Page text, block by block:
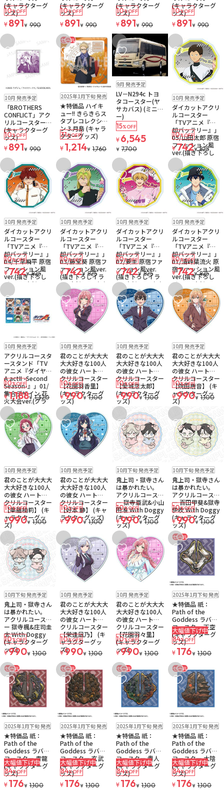
(キャラクターグ
ッズ)
10%OFF
¥ 891¥ 990
(キャラクターグ
ッズ)
10%OFF
¥ 891¥ 990
(キャラクターグ
ッズ)
10%OFF
¥ 891¥ 990
(キャラクターグ
ッズ)
10%OFF
¥ 891¥ 990
お気に入りに追加
予約品ゆうパケット
10月 発売予定
「BROTHERS
CONFLICT」アク
リルコースターA
(キャラクターグ
ッズ)
10%OFF
¥ 891¥ 990
セール
お気に入りに追加
販売中残り1個
ゆうパケット
2025年1月下旬 発売
★特価品 ハイキ
ュー!! きらきらス
タプレコレクショ
ン 3.月島 (キャラ
クターグッズ)
31%OFF
¥ 1,214¥ 1,760
お気に入りに追加
予約品残り1個
9月 発売予定
LV－N294c トヨ
タコースター(ヤ
サカバス) (ミニカ
ー)
15%OFF
¥ 6,545
¥ 7,700
お気に入りに
予約品ゆうパケット
10月 発売予定
ダイカットアクリ
ルコースター
「TVアニメ『忘
却バッテリー』」
05/山田太郎 原宿
ファッション風
ver.(描き下ろし
イラスト) (キャラ
クターグッズ)
10%OFF
¥742¥825
お気に入りに追加
予約品ゆうパケット
10月 発売予定
ダイカットアクリ
ルコースター
「TVアニメ『忘
却バッテリー』」
04/千早瞬平 原宿
ファッション風
ver.(描き下ろし
イラスト) (キャラ
クターグッズ)
10%OFF
¥742¥825
お気に入りに追加
予約品ゆうパケット
10月 発売予定
ダイカットアクリ
ルコースター
「TVアニメ『忘
却バッテリー』」
03/藤堂葵 原宿フ
ァッション風ver.
(描き下ろしイラ
スト) (キャラクタ
ーグッズ)
10%OFF
¥742¥825
お気に入りに追加
予約品ゆうパケット
10月 発売予定
ダイカットアクリ
ルコースター
「TVアニメ『忘
却バッテリー』」
02/要圭 原宿ファ
ッション風ver.
(描き下ろしイラ
スト) (キャラクタ
ーグッズ)
10%OFF
¥742¥825
お気に入りに
予約品ゆうパケット
10月 発売予定
ダイカットアクリ
ルコースター
「TVアニメ『忘
却バッテリー』」
01/清峰葉流火 原
宿ファッション風
ver.(描き下ろし
イラスト) (キャラ
クターグッズ)
10%OFF
¥742¥825
お気に入りに追加
予約品ゆうパケット
10月 発売予定
アクリルコースタ
ースタンド「TV
アニメ『ダイヤの
A actII -Second
Season-』」01/
集合デザイン 花
火大会ver.(グラ
フアートイラス
ト) (キャラクター
グッズ)
10%OFF
¥1,188¥1,320
お気に入りに追加
予約品ゆうパケット
10月 発売予定
君のことが大大大
大大好きな100人
の彼女 ハートア
クリルコースター
【花園羽香里】
(キャラクターグ
ッズ)
10%OFF
¥990¥1,100
お気に入りに追加
予約品ゆうパケット
10月 発売予定
君のことが大大大
大大好きな100人
の彼女 ハートア
クリルコースター
【愛城恋太郎】
(キャラクターグ
ッズ)
10%OFF
¥990¥1,100
お気に入りに
予約品ゆうパケット
10月 発売予定
君のことが大大大
大大好きな100人
の彼女 ハートア
クリルコースター
【院田唐音】 (キ
ャラクターグッ
ズ)
10%OFF
¥990¥ 1,100
お気に入りに追加
予約品ゆうパケット
10月 発売予定
君のことが大大大
大大好きな100人
の彼女 ハートア
クリルコースター
【薬膳楠莉】 (キ
ャラクターグッ
ズ)
10%OFF
¥990¥ 1,100
お気に入りに追加
予約品ゆうパケット
10月 発売予定
君のことが大大大
大大好きな100人
の彼女 ハートア
クリルコースター
【好本 静】 (キャ
ラクターグッズ)
10%OFF
¥990¥ 1,100
お気に入りに追加
予約品ゆうパケット
10月下旬 発売予定
鬼上司・獄寺さん
は暴かれたい。
アクリルコースタ
ー 獄寺亜武&小山
田准 With Doggy
(キャラクターグ
ッズ)
10%OFF
¥990¥1,100
お気に入りに
予約品ゆうパケット
10月下旬 発売予定
鬼上司・獄寺さん
は暴かれたい。
アクリルコースタ
ー 百田甲斐&獄寺
伊吹 With Doggy
(キャラクターグ
ッズ)
10%OFF
¥990¥1,100
お気に入りに追加
予約品ゆうパケット
10月下旬 発売予定
鬼上司・獄寺さん
は暴かれたい。
アクリルコースタ
ー 獄寺楓&庄司圭
太 With Doggy
(キャラクターグ
ッズ)
10%OFF
¥990¥ 1,100
お気に入りに追加
予約品ゆうパケット
10月 発売予定
君のことが大大大
大大好きな100人
の彼女 ハートア
クリルコースター
【栄逢凪乃】 (キ
ャラクターグッ
ズ)
10%OFF
¥990¥ 1,100
お気に入りに追加
予約品ゆうパケット
10月 発売予定
君のことが大大大
大大好きな100人
の彼女 ハートア
クリルコースター
【花園羽々里】
(キャラクターグ
ッズ)
10%OFF
¥990¥ 1,100
セール
お気に入りに
販売中残り1個
2025年1月下旬 発売
★特価品 祇：
Path of the
Goddess ラバー
コースター 天空
(キャラクターグ
ッズ)
大幅値下げ中
84%OFF
¥ 176¥ 1,100
セール
お気に入りに追加
販売中残り1個
2025年1月下旬 発売
★特価品 祇：
Path of the
Goddess ラバー
コースター 青龍
(キャラクターグ
ッズ)
大幅値下げ中
84%OFF
¥ 176¥ 1,100
セール
お気に入りに追加
販売中残り1個
2025年1月下旬 発売
★特価品 祇：
Path of the
Goddess ラバー
コースター 玄武
(キャラクターグ
ッズ)
大幅値下げ中
84%OFF
¥ 176¥ 1,100
セール
お気に入りに追加
販売中残り1個
2025年1月下旬 発売
★特価品 祇：
Path of the
Goddess ラバー
コースター 貴人
(キャラクターグ
ッズ)
大幅値下げ中
84%OFF
¥ 176¥ 1,100
セール
お気に入りに
販売中残り1個
2025年1月下旬 発売
★特価品 祇：
Path of the
Goddess ラバー
コースター 大陰
(キャラクターグ
ッズ)
大幅値下げ中
84%OFF
¥ 176¥ 1,100